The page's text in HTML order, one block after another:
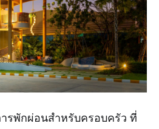
รพักผ่อนสำหรับครอบครัว ที่